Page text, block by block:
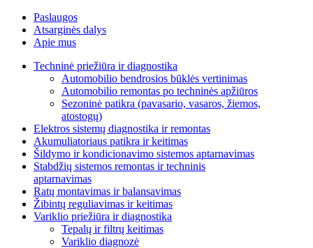
Paslaugos
Atsarginės dalys
Apie mus
Techninė priežiūra ir diagnostika
Automobilio bendrosios būklės vertinimas
Automobilio remontas po techninės apžiūros
Sezoninė patikra (pavasario, vasaros, žiemos,
atostogų)
Elektros sistemų diagnostika ir remontas
Akumuliatoriaus patikra ir keitimas
Šildymo ir kondicionavimo sistemos aptarnavimas
Stabdžių sistemos remontas ir techninis
aptarnavimas
Ratų montavimas ir balansavimas
Žibintų reguliavimas ir keitimas
Variklio priežiūra ir diagnostika
Tepalų ir filtrų keitimas
Variklio diagnozė